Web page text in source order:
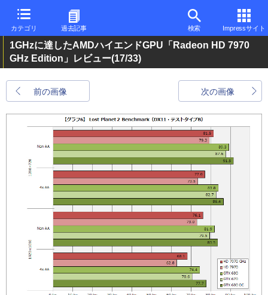
カテゴリ 過去記事 検索 Impressサイト
1GHzに達したAMDハイエンドGPU「Radeon HD 7970
GHz Edition」レビュー(17/33)
前の画像 次の画像